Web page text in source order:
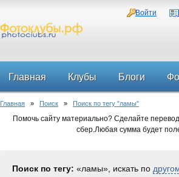
Войти
Главная Клубы Блоги
Форум
Главная » Поиск » Поиск по тегу "ламы"
Помочь сайту материально? Сделайте
сбер.Любая сумма будет
Поиск по тегу: «ламы», искать по